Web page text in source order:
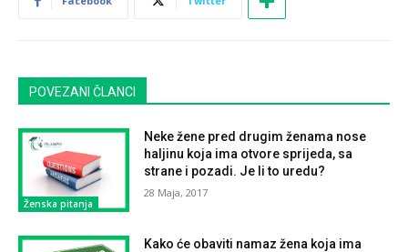
POVEZANI ČLANCI
Ženska pitanja
Neke žene pred drugim ženama nose
haljinu koja ima otvore sprijeda, sa
strane i pozadi. Je li to uredu?
28 Maja, 2017
Kako će obaviti namaz žena koja ima